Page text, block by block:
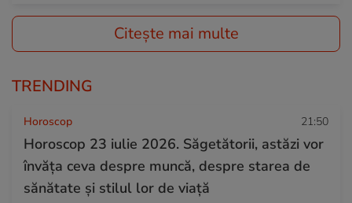
Citește mai multe
TRENDING
Horoscop 21:50
Horoscop 23 iulie 2026. Săgetătorii, astăzi vor
învăța ceva despre muncă, despre starea de
sănătate și stilul lor de viață